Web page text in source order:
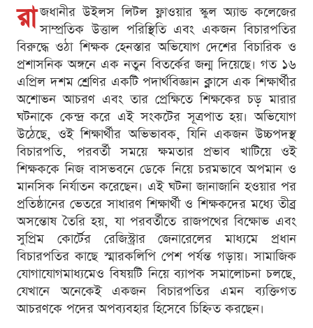
রা জধানীর উইলস লিটল ফ্লাওয়ার স্কুল অ্যান্ড কলেজের
সাম্প্রতিক উত্তাল পরিস্থিতি এবং একজন বিচারপতির
বিরুদ্ধে ওঠা শিক্ষক হেনস্তার অভিযোগ দেশের বিচারিক ও
প্রশাসনিক অঙ্গনে এক নতুন বিতর্কের জন্ম দিয়েছে। গত ১৬
এপ্রিল দশম শ্রেণির একটি পদার্থবিজ্ঞান ক্লাসে এক শিক্ষার্থীর
অশোভন আচরণ এবং তার প্রেক্ষিতে শিক্ষকের চড় মারার
ঘটনাকে কেন্দ্র করে এই সংকটের সূত্রপাত হয়। অভিযোগ
উঠেছে, ওই শিক্ষার্থীর অভিভাবক, যিনি একজন উচ্চপদস্থ
বিচারপতি, পরবর্তী সময়ে ক্ষমতার প্রভাব খাটিয়ে ওই
শিক্ষককে নিজ বাসভবনে ডেকে নিয়ে চরমভাবে অপমান ও
মানসিক নির্যাতন করেছেন। এই ঘটনা জানাজানি হওয়ার পর
প্রতিষ্ঠানের ভেতরে সাধারণ শিক্ষার্থী ও শিক্ষকদের মধ্যে তীব্র
অসন্তোষ তৈরি হয়, যা পরবর্তীতে রাজপথের বিক্ষোভ এবং
সুপ্রিম কোর্টের রেজিস্ট্রার জেনারেলের মাধ্যমে প্রধান
বিচারপতির কাছে স্মারকলিপি পেশ পর্যন্ত গড়ায়। সামাজিক
যোগাযোগমাধ্যমেও বিষয়টি নিয়ে ব্যাপক সমালোচনা চলছে,
যেখানে অনেকেই একজন বিচারপতির এমন ব্যক্তিগত
আচরণকে পদের অপব্যবহার হিসেবে চিহ্নিত করছেন।